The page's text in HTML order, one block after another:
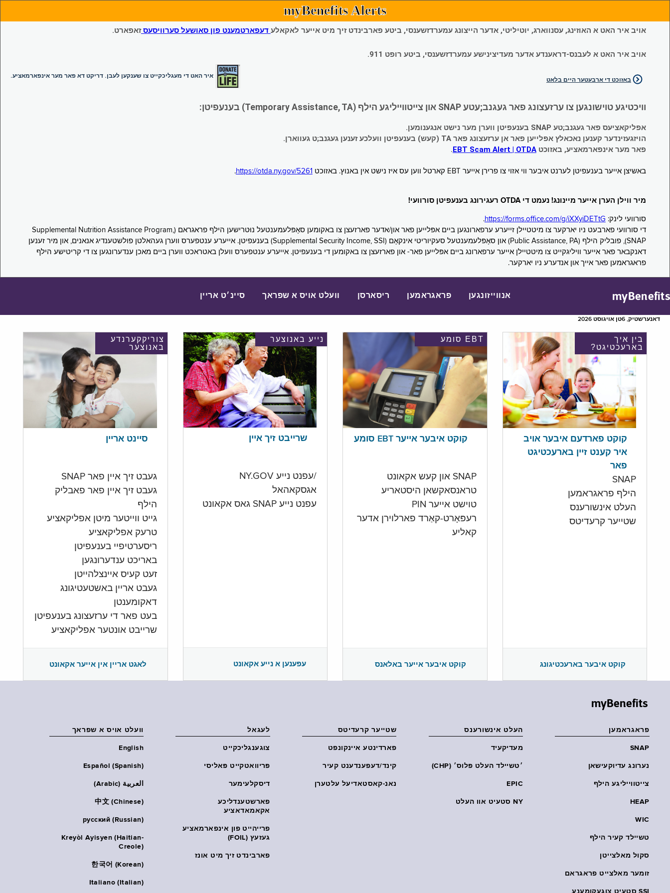
myBenefits Alerts
אויב איר האט א האוזינג, עסנווארג, יוטיליטי, אדער הייצונג עמערדזשענסי, ביטע פארבינדט זיך מיט אייער לאקאלע דעפארטמענט פון סאושעל סערוויסעסזאפארט.
אויב איר האט א לעבנס-דראענדע אדער מעדיצינישע עמערדזשענסי, ביטע רופט 911.
איר האט די מעגליכקייט צו שענקען לעבן. דריקט דא פאר מער אינפארמאציע.
באזוכט די ארבעטער היים בלאט
וויכטיגע טוישונגען צו ערזעצונג פאר געגנב;עטע SNAP און צייטווייליגע הילף (Temporary Assistance, TA) בענעפיטן:
אפליקאציעס פאר געגנב;טע SNAP בענעפיטן ווערן מער נישט אנגענומען.
הויזגעזינדער קענען נאכאלץ אפּלייען פאר אן ערזעצונג פאר TA (קעש) בענעפיטן וועלכע זענען געגנב;ט געווארן.
פאר מער אינפארמאציע, באזוכטEBT Scam Alert | OTDA
.
באשיצן אייער בענעפיטן לערנט איבער ווי אזוי צו פרירן אייער EBT קארטל ווען עס איז נישט אין באנוץ. באזוכט https://otda.ny.gov/5261
.
מיר ווילן הערן אייער מיינונג! נעמט די OTDA רעגירונג בענעפיטן סורוועי!
סורוועי לינק: https://forms.office.com/g/iXXyiDETtG
.
די סורוועי פארבעט ניו יארקער צו מיטטיילן זייערע ערפארונגען ביים אפּלייען פאר און/אדער פארזעצן צו באקומען סאָפּלעמענטעל נוּטרישען הילף פראגראם (Supplemental Nutrition Assistance Program,
SNAP), פובליק הילף (Public Assistance, PA) און סאָפּלעמענטעל סעקיוריטי אינקאָם (Supplemental Security Income, SSI) בענעפיטן. אייערע ענטפערס ווערן געהאלטן פולשטענדיג אנאנים, און מיר זענען
דאנקבאר פאר אייער וויליגקייט צו מיטטיילן אייער ערפארונג ביים אפּלייען פאר- און פארזעצן צו באקומען די בענעפיטן. אייערע ענטפערס וועלן באטראכט ווערן ביים מאכן ענדערונגען צו די קריטישע הילף
פראגראמען פאר אייך און אנדערע ניו יארקער.
myBenefits אנווייזונגען פראגראמען ריסארסן וועלט אויס א שפראך סיינ׳ט אריין
דאנערשטיק, 6טן אויגוסט 2026
צוריקקערנדע
באנוצער
סיינט אריין
געבט זיך איין פאר SNAP
געבט זיך איין פאר פאבליק
הילף
גייט ווייטער מיטן אפליקאציע
טרעק אפליקאציע
ריסערטיפיי בענעפיטן
באריכט ענדערונגען
זעט קעיס איינצלהייטן
געבט אריין באשטעטיגונג
דאקומענטן
בעט פאר די ערזעצונג בענעפיטן
שרייבט אונטער אפליקאציע
לאגט אריין אין אייער אקאונט
נייע באנוצער
שרייבט זיך איין
/עפנט נייע NY.GOV
אגסקאהאל
עפנט נייע SNAP גאס אקאונט
עפענען א נייע אקאונט
EBT סומע
קוקט איבער אייער EBT סומע
SNAP און קעש אקאונט
טראנסאקשאן היסטאריע
טוישט אייער PIN
רעפּאָרט-קאַרד פארלוירן אדער
קאליע
קוקט איבער אייער באלאנס
בין איך
בארעכטיגט?
קוקט פארדעם איבער אויב
איר קענט זיין בארעכטיגט
פאר
SNAP
הילף פראגראמען
העלט אינשורענס
שטייער קרעדיטס
קוקט איבער בארעכטיגונג
myBenefits
פראגראמען
SNAP
נערונג עדיוקעישאן
צייטווייליגע הילף
HEAP
WIC
טשיילד קעיר הילף
סקול מאלצייטן
זומער מאלצייט פראגראם
SSI סטעיט צוגעקומענע
העלט אינשורענס
מעדיקעיד
׳טשיילד העלט פּלוס׳ (CHP)
EPIC
NY סטעיט אוו העלט
שטייער קרעדיטס
פארדינטע איינקונפט
קינד/דעפענדענט קעיר
נאנ-קאסטאדיעל עלטערן
לעגאל
צוגענגליכקייט
פּריוואטקייט פּאליסי
דיסקלעימער
פארשטענדליכע
אקאמאדאציע
פרייהייט פון אינפארמאציע
געזעץ (FOIL)
פארבינדט זיך מיט אונז
וועלט אויס א שפראך
English
Español (Spanish)
العربية (Arabic)
中文 (Chinese)
русский (Russian)
Kreyòl Ayisyen (Haitian-
Creole)
한국어 (Korean)
Italiano (Italian)